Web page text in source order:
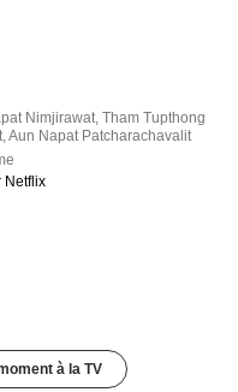
Nimjirawat,Tham Tupthong
,Aun Napat Patcharachavalit
Netflix
à la TV